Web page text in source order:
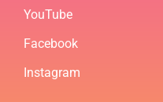
YouTube
Facebook
Instagram